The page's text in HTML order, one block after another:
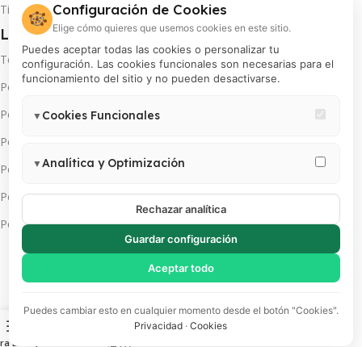
Tiempo y cobertura de envíos
Legales
Términos y condiciones
Política de privacidad
Política de cambios y devoluciones
Política de pago en cuotas
Política de servicio técnico
Política de promociones
Política de cookies
Descarga App(s):
Lateral
Comparar
🍪 Configuración de Cookies
Elige cómo quieres que usemos cookies en este sitio.
Puedes aceptar todas las cookies o personalizar tu
configuración. Las cookies funcionales son necesarias para el
funcionamiento del sitio y no pueden desactivarse.
▼ Cookies Funcionales
sesión, preferencias de usuario). Estas cookies no pueden
▼Analítica y Optimización
mejorar la experiencia. Incluye Google Analytics 4, Google Tag
Manager y Meta Pixel.
Rechazar analítica
Guardar configuración
Aceptar todo
Puedes cambiar esto en cualquier momento desde el botón "Cookies".
Privacidad ·Cookies